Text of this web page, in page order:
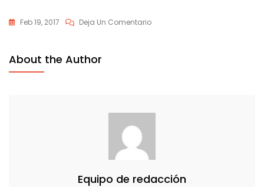
Feb 19, 2017 Deja Un ComentarioEn
About the Author
Equipo de redacción